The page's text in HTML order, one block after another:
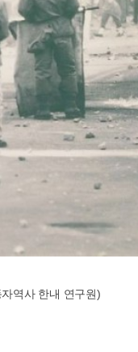
역사 한내 연구원)